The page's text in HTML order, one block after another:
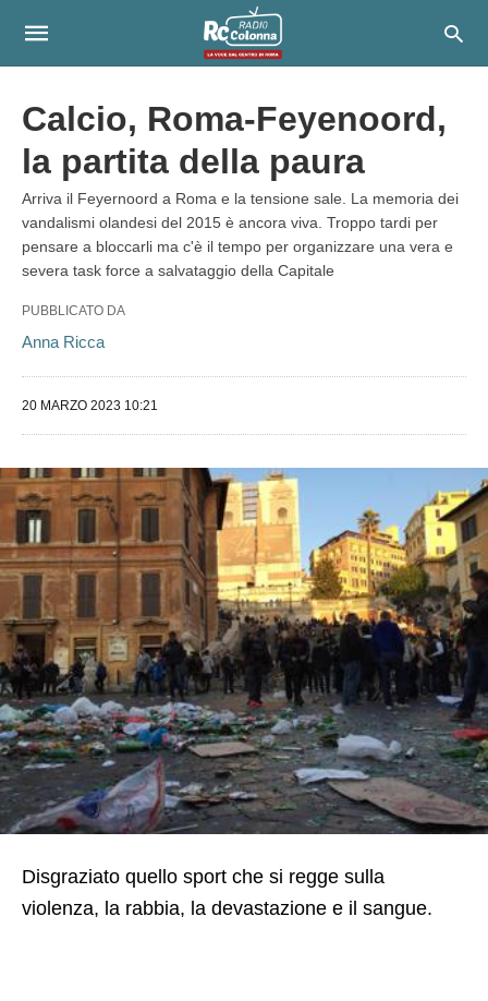
Calcio, Roma-Feyenoord,
la partita della paura
Arriva il Feyernoord a Roma e la tensione sale. La memoria dei
vandalismi olandesi del 2015 è ancora viva. Troppo tardi per
pensare a bloccarli ma c'è il tempo per organizzare una vera e
severa task force a salvataggio della Capitale
PUBBLICATO DA
Anna Ricca
20 MARZO 2023 10:21
Disgraziato quello sport che si regge sulla
violenza, la rabbia, la devastazione e il sangue.